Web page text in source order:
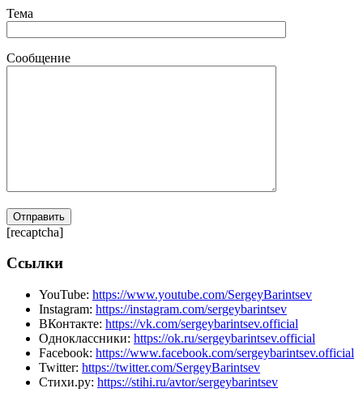
Тема
Сообщение
[recaptcha]
Ссылки
YouTube: https://www.youtube.com/SergeyBarintsev
Instagram: https://instagram.com/sergeybarintsev
ВКонтакте: https://vk.com/sergeybarintsev.official
Одноклассники: https://ok.ru/sergeybarintsev.official
Facebook: https://www.facebook.com/sergeybarintsev.official
Twitter: https://twitter.com/SergeyBarintsev
Стихи.ру: https://stihi.ru/avtor/sergeybarintsev